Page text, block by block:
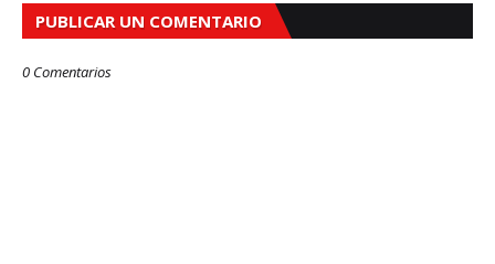
PUBLICAR UN COMENTARIO
0 Comentarios